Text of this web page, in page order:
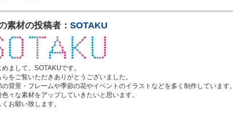
素材の投稿者： SOTAKU
めまして。SOTAKUです。
らをご覧いただきありがとうございました。
の背景・フレームや季節の花やイベントのイラストなどを多く制作しています。
色々な素材をアップしていきたいと思います。
くお願い致します。